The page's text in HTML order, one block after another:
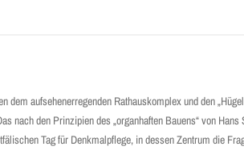
aufsehenerregenden Rathauskomplex und den
den Prinzipien des „organhaften Bauens“ von Hans
Tag für Denkmalpflege, in dessen Zentrum die